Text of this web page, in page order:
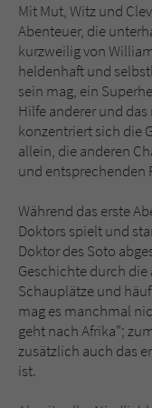
Mit Mut, Witz und
Abenteuer, die
kurzweilig von
heldenhaft und
sein mag, ein
Hilfe anderer und
konzentriert sich die
allein, die anderen
und entsprechenden
Während das erste
Doktors spielt und
Doktor des Soto
Geschichte durch
Schauplätze und
mag es manchmal
geht nach Afrika";
zusätzlich auch das
ist.